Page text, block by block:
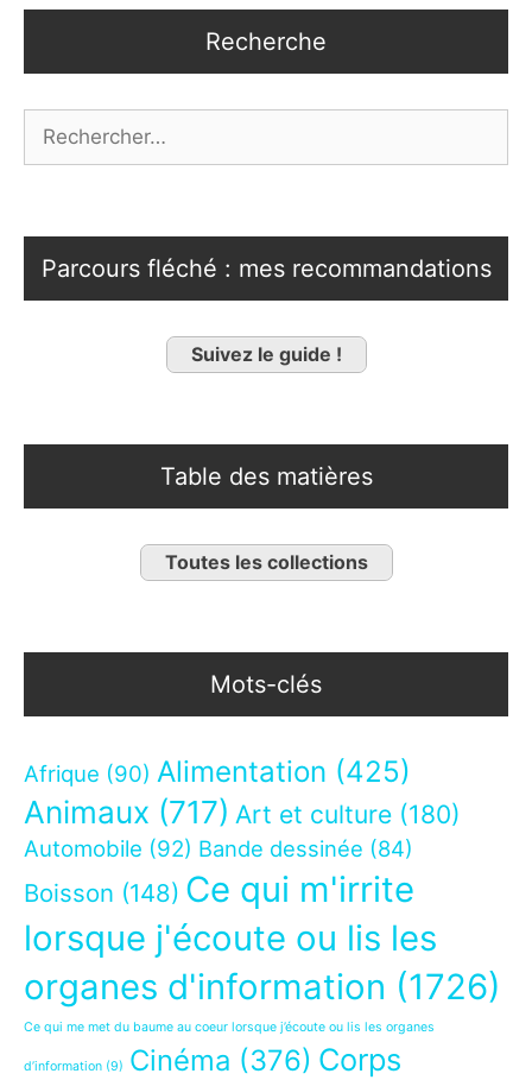
Recherche
Parcours fléché : mes recommandations
Suivez le guide !
Table des matières
Toutes les collections
Mots-clés
Afrique (90) Alimentation (425)
Animaux (717) Art et culture (180)
Automobile (92) Bande dessinée (84)
Boisson (148) Ce qui m'irrite
lorsque j'écoute ou lis les
organes d'information (1726)
Ce qui me met du baume au coeur lorsque j’écoute ou lis les organes
d’information (9) Cinéma (376) Corps